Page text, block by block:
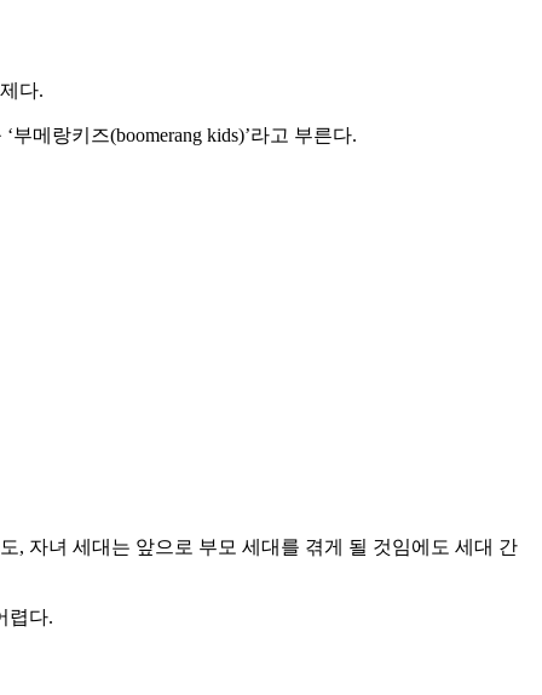
다.
메랑키즈(boomerang kids)’라고 부른다.
, 자녀 세대는 앞으로 부모 세대를 겪게 될 것임에도 세대 간
렵다.